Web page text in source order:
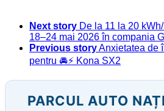
Next story De la 11 la 20
18–24 mai 2026 în compania
Previous storyAnxietatea de
pentru 🚘⚡️ Kona SX2
PARCUL AUTO